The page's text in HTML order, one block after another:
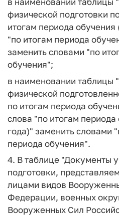
физической подготовки
итогам периода обучения
"по итогам периода
заменить словами "по
обучения";
в наименовании таблицы
физической
по итогам периода
слова "по итогам
года)" заменить словами
периода обучения".
4. В таблице "Документы
подготовки,
лицами видов
Федерации, военных
Вооруженных Сил